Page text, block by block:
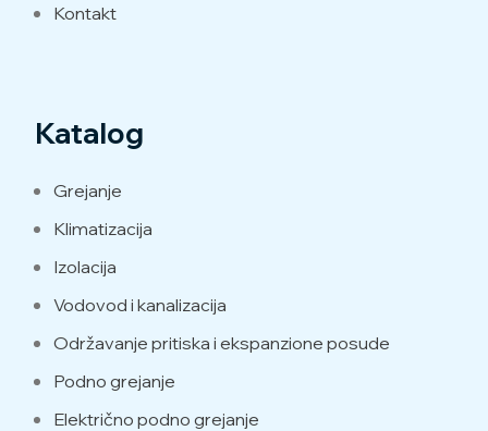
Kontakt
Katalog
Grejanje
Klimatizacija
Izolacija
Vodovod i kanalizacija
Održavanje pritiska i ekspanzione posude
Podno grejanje
Električno podno grejanje